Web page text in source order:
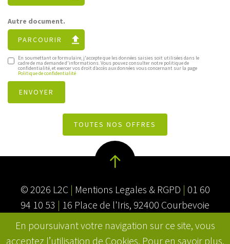
Autre document.
PARCOURIR
En soumettant ce formulaire, j'accepte que les données saisies soit utilisées dans le
cadre de ma demande d'informations. Vous pouvez consulter notre politique de
confidentialité, et exercer vos droit d’accès aux données vous concernant sur la page
Politique de confidentialité
TOUTES NOS OFFRES
© 2026 L2C | Mentions Legales & RGPD | 01 60
94 10 53 | 16 Place de l'Iris, 92400 Courbevoie
En poursuivant votre navigation sur ce site, vous
acceptez l’utilisation de Cookies. Pour en savoir plus,